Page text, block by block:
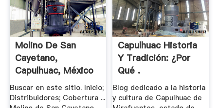
Molino De San
Cayetano,
Capulhuac, México
- .
Buscar en este sitio. Inicio;
Distribuidores; Cobertura ...
Capulhuac Historia
Y Tradición: ¿Por
Qué .
Blog dedicado a la historia
y cultura de Capulhuac de